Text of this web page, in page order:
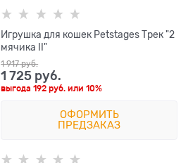
Игрушка для кошек Petstages Трек "2
мячика II"
1 917 руб.
1 725 руб.
выгода192 руб. или10%
ОФОРМИТЬ
ПРЕДЗАКАЗ